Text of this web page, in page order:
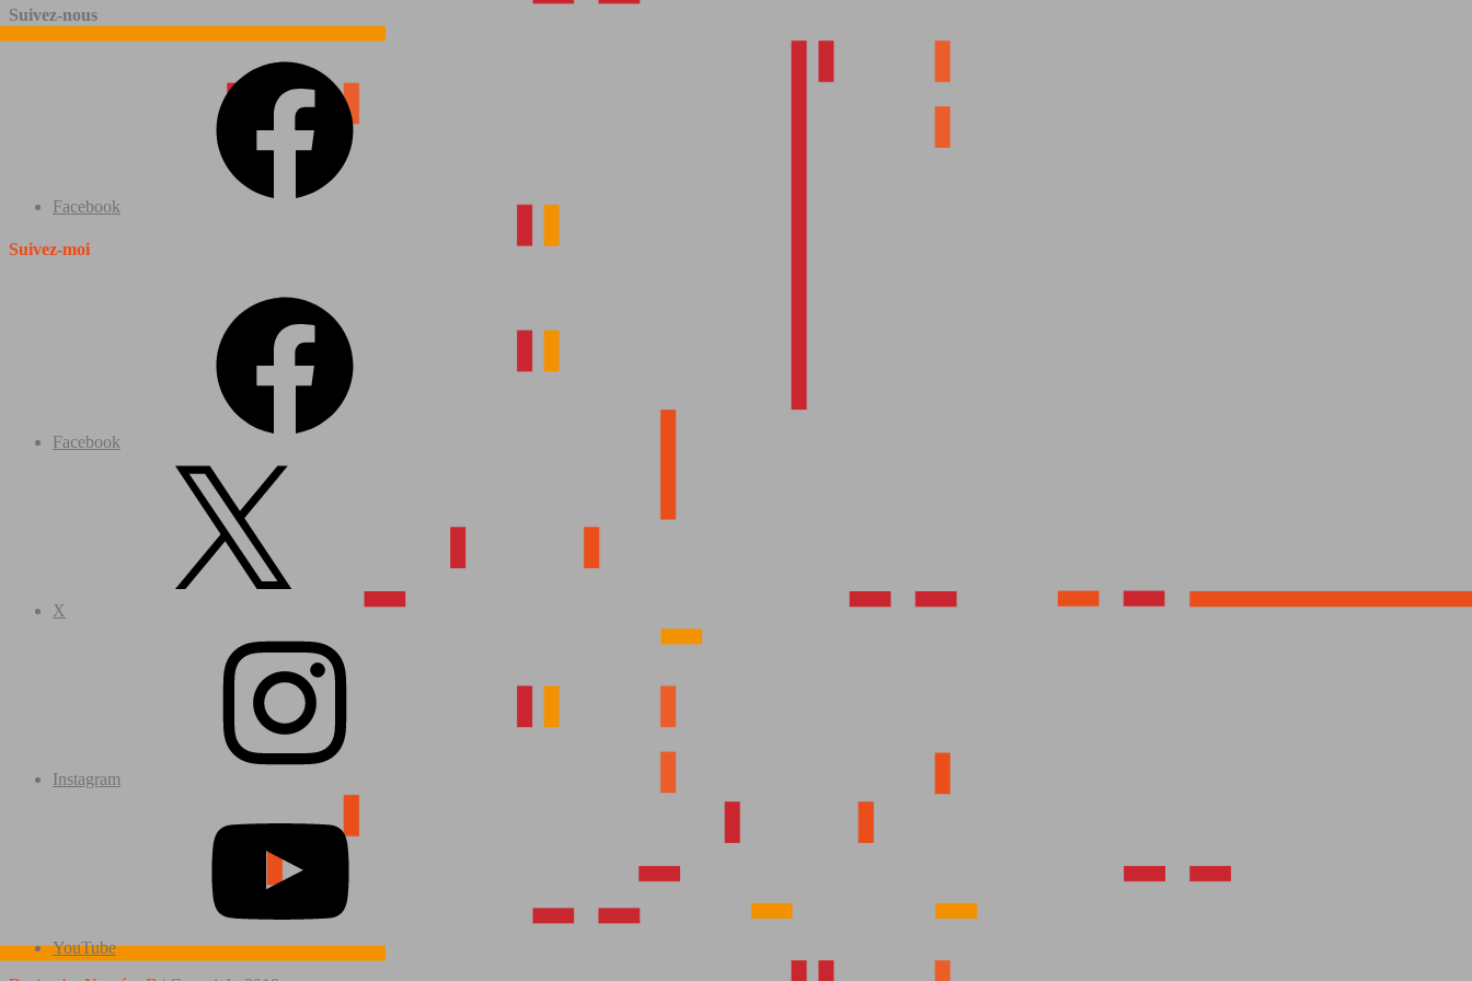
Suivez-nous
Facebook
Suivez-moi
Facebook
X
Instagram
YouTube